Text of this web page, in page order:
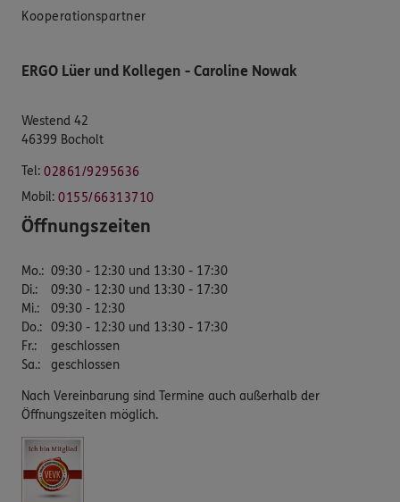
Kooperationspartner
ERGO Lüer und Kollegen - Caroline Nowak
Westend 42
46399 Bocholt
Tel: 02861/9295636
Mobil: 0155/66313710
Öffnungszeiten
Mo.: 09:30 - 12:30 und 13:30 - 17:30
Di.:
09:30 - 12:30 und 13:30 - 17:30
Mi.:
09:30 - 12:30
Do.: 09:30 - 12:30 und 13:30 - 17:30
Fr.:
geschlossen
Sa.: geschlossen
Nach Vereinbarung sind Termine auch außerhalb der
Öffnungszeiten möglich.